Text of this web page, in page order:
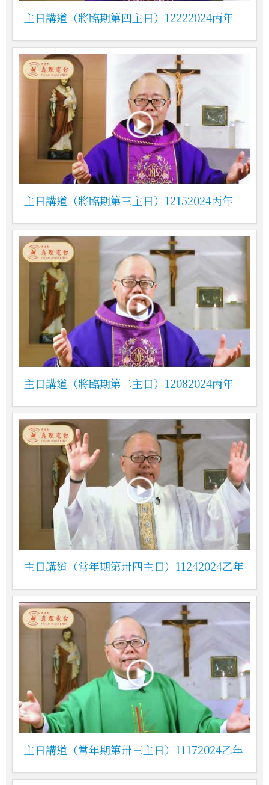
主日講道（將臨期第四主日）12222024丙年
主日講道（將臨期第三主日）12152024丙年
主日講道（將臨期第二主日）12082024丙年
主日講道（常年期第卅四主日）11242024乙年
主日講道（常年期第卅三主日）11172024乙年